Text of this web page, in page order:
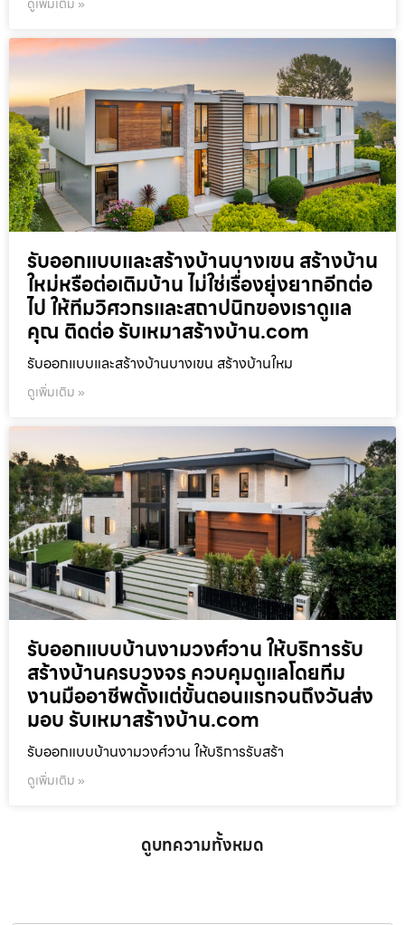
รับออกแบบและสร้างบ้านบางเขน สร้างบ้าน
ใหม่หรือต่อเติมบ้าน ไม่ใช่เรื่องยุ่งยากอีกต่อ
ไป ให้ทีมวิศวกรและสถาปนิกของเราดูแล
คุณ ติดต่อ รับเหมาสร้างบ้าน.com
รับออกแบบและสร้างบ้านบางเขน สร้างบ้านใหม
ดูเพิ่มเติม »
รับออกแบบบ้านงามวงศ์วาน ให้บริการรับ
สร้างบ้านครบวงจร ควบคุมดูแลโดยทีม
งานมืออาชีพตั้งแต่ขั้นตอนแรกจนถึงวันส่ง
มอบ รับเหมาสร้างบ้าน.com
รับออกแบบบ้านงามวงศ์วาน ให้บริการรับสร้า
ดูเพิ่มเติม »
ดูบทความทั้งหมด